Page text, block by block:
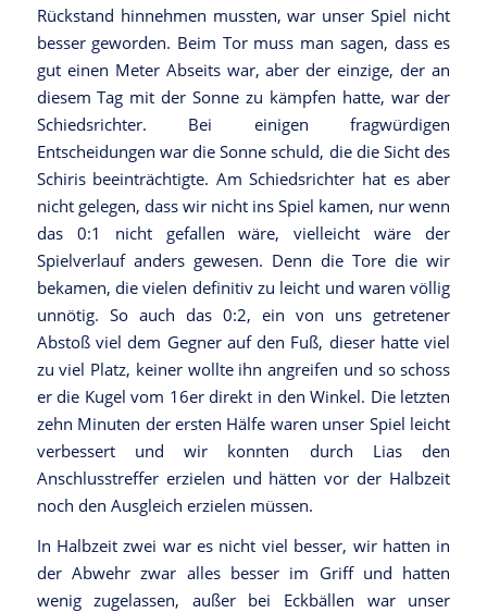
Rückstand hinnehmen mussten, war unser Spiel nicht
besser geworden. Beim Tor muss man sagen, dass es
gut einen Meter Abseits war, aber der einzige, der an
diesem Tag mit der Sonne zu kämpfen hatte, war der
Schiedsrichter. Bei einigen fragwürdigen
Entscheidungen war die Sonne schuld, die die Sicht des
Schiris beeinträchtigte. Am Schiedsrichter hat es aber
nicht gelegen, dass wir nicht ins Spiel kamen, nur wenn
das 0:1 nicht gefallen wäre, vielleicht wäre der
Spielverlauf anders gewesen. Denn die Tore die wir
bekamen, die vielen definitiv zu leicht und waren völlig
unnötig. So auch das 0:2, ein von uns getretener
Abstoß viel dem Gegner auf den Fuß, dieser hatte viel
zu viel Platz, keiner wollte ihn angreifen und so schoss
er die Kugel vom 16er direkt in den Winkel. Die letzten
zehn Minuten der ersten Hälfe waren unser Spiel leicht
verbessert und wir konnten durch Lias den
Anschlusstreffer erzielen und hätten vor der Halbzeit
noch den Ausgleich erzielen müssen.
In Halbzeit zwei war es nicht viel besser, wir hatten in
der Abwehr zwar alles besser im Griff und hatten
wenig zugelassen, außer bei Eckbällen war unser